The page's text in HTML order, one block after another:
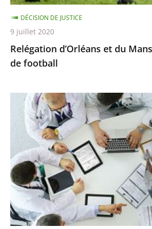
football
Relégation d’Orléans et du
de football
DÉCISION DE JUSTICE
9 juillet 2020
Plateforme
Health
Data
-
Décision
en
référé
du